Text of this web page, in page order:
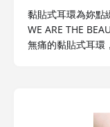
黏貼式耳環為妳點
WE ARE THE
無痛的黏貼式耳環，